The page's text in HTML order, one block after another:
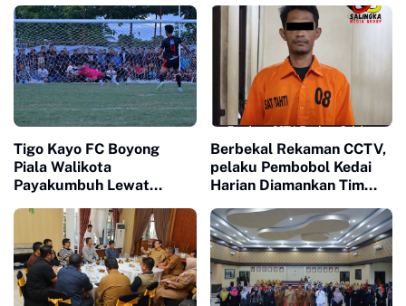
Tigo Kayo FC Boyong
Piala Walikota
Payakumbuh Lewat
Berbekal Rekaman CCTV,
pelaku Pembobol Kedai
Harian Diamankan Tim
Payakumbuh